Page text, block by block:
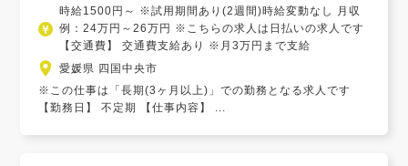
時給1500円～ ※試用期間あり(2週間)時給変動なし 月収
例：24万円～26万円 ※こちらの求人は日払いの求人です
【交通費】 交通費支給あり ※月3万円まで支給
愛媛県 四国中央市
※この仕事は「長期(3ヶ月以上)」での勤務となる求人です
【勤務日】 不定期 【仕事内容】 ...